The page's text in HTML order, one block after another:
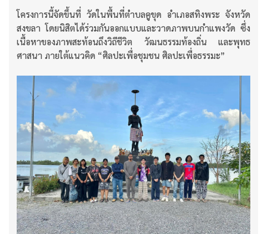
โครงการนี้จัดขึ้นที่ วัดในพื้นที่ตำบลคูขุด อำเภอสทิงพระ จังหวัด
สงขลา โดยนิสิตได้ร่วมกันออกแบบและวาดภาพบนกำแพงวัด ซึ่ง
เนื้อหาของภาพสะท้อนถึงวิถีชีวิต วัฒนธรรมท้องถิ่น และพุทธ
ศาสนา ภายใต้แนวคิด “ศิลปะเพื่อชุมชน ศิลปะเพื่อธรรมะ”